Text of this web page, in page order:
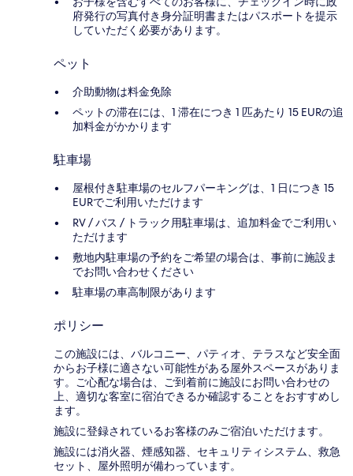
府発行の写真付き身分証明書またはパスポートを提示
していただく必要があります。
ペット
介助動物は料金免除
ペットの滞在には、1 滞在につき 1 匹あたり 15 EURの追
加料金がかかります
駐車場
屋根付き駐車場のセルフパーキングは、1 日につき 15
EURでご利用いただけます
RV / バス / トラック用駐車場は、追加料金でご利用い
ただけます
敷地内駐車場の予約をご希望の場合は、事前に施設ま
でお問い合わせください
駐車場の車高制限があります
ポリシー
この施設には、バルコニー、パティオ、テラスなど安全面
からお子様に適さない可能性がある屋外スペースがありま
す。ご心配な場合は、ご到着前に施設にお問い合わせの
上、適切な客室に宿泊できるか確認することをおすすめし
ます。
施設に登録されているお客様のみご宿泊いただけます。
施設には消火器、煙感知器、セキュリティシステム、救急
セット、屋外照明が備わっています。